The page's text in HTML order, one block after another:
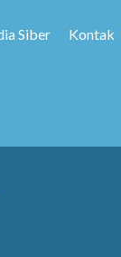
Siber Kontak